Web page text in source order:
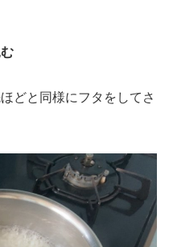
どと同様にフタをしてさ